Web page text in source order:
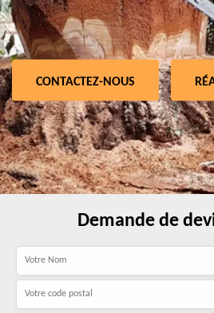
CONTACTEZ-NOUS
Demande de